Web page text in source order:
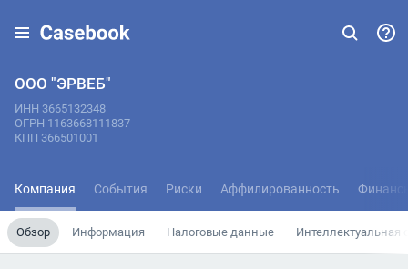
ООО "ЭРВЕБ"
ИНН 3665132348
ОГРН 1163668111837
КПП 366501001
Компания События Риски Аффилированность
Обзор Информация Налоговые данные Интеллектуальная